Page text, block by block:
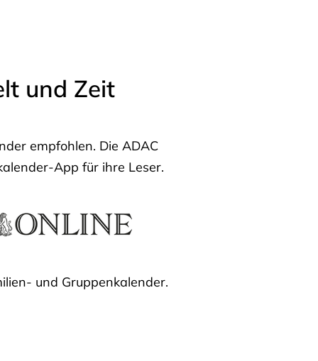
und Zeit
empfohlen. Die ADAC
App für ihre Leser.
und Gruppenkalender.